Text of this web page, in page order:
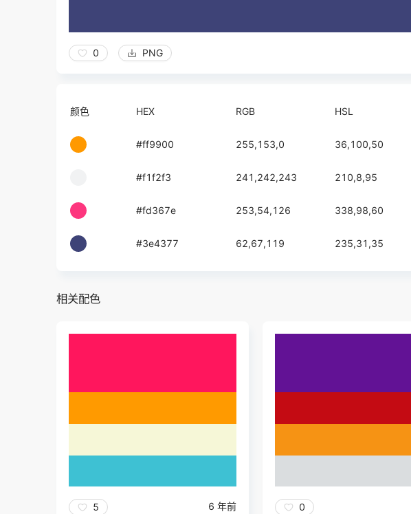
0 PNG
颜色 HEX RGB HSL
#ff9900 255,153,0 36,100,50
#f1f2f3 241,242,243 210,8,95
#fd367e 253,54,126 338,98,60
#3e4377 62,67,119 235,31,35
相关配色
5 6 年前 0